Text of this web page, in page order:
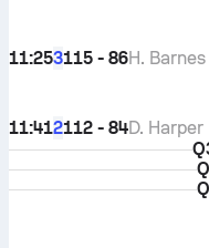
11:253115 - 86H. Barnes
11:412112 - 84D. Harper